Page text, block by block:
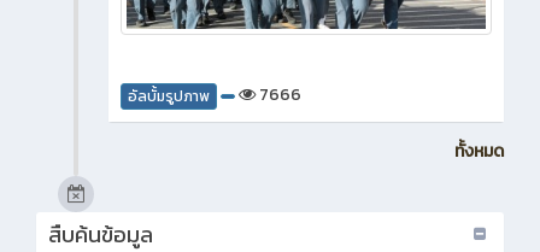
อัลบั้มรูปภาพ 7666
ทั้งหมด
สืบค้นข้อมูล